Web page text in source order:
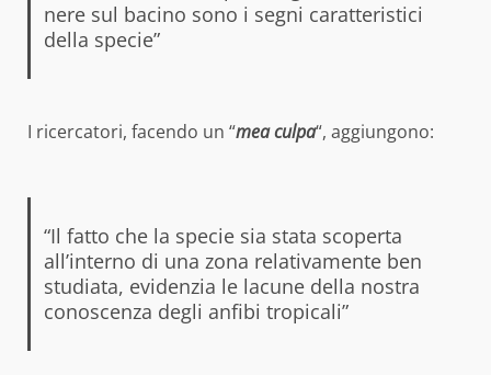
nere sul bacino sono i segni caratteristici
della specie”
I ricercatori, facendo un “mea culpa“, aggiungono:
“Il fatto che la specie sia stata scoperta
all’interno di una zona relativamente ben
studiata, evidenzia le lacune della nostra
conoscenza degli anfibi tropicali”